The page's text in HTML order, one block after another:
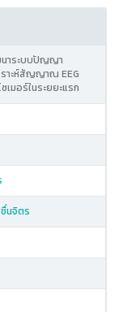
าระบบปัญญา
าะห์สัญญาณ EEG
มอร์ในระยยะแรก
นจิตร